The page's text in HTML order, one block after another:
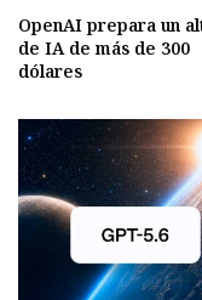
OpenAI prepara un
de IA de más de 300
dólares